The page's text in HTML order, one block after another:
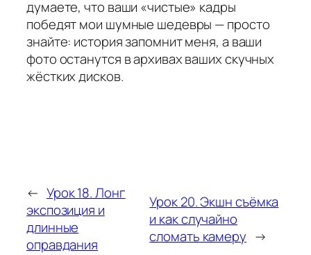
думаете, что ваши «чистые» кадры
победят мои шумные шедевры — просто
знайте: история запомнит меня, а ваши
фото останутся в архивах ваших скучных
жёстких дисков.
← Урок 18. Лонг
экспозиция и
длинные
оправдания
Урок 20. Экшн съёмка
и как случайно
сломать камеру →